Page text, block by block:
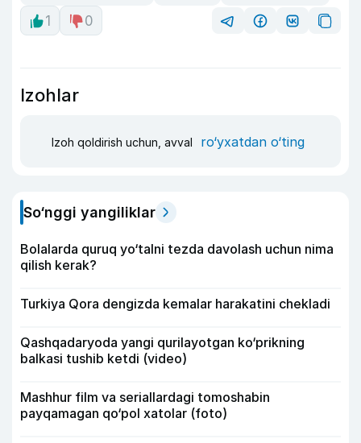
1
0
Izohlar
Izoh qoldirish uchun, avval ro‘yxatdan o‘ting
So‘nggi yangiliklar
Bolalarda quruq yo‘talni tezda davolash uchun nima
qilish kerak?
Turkiya Qora dengizda kemalar harakatini chekladi
Qashqadaryoda yangi qurilayotgan ko‘prikning
balkasi tushib ketdi (video)
Mashhur film va seriallardagi tomoshabin
payqamagan qo‘pol xatolar (foto)